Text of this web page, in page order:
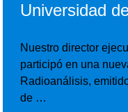
Universidad
Nuestro director
participó en una
Radioanálisis,
de …